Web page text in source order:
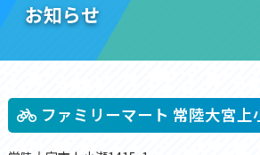
お知らせ
ファミリーマート 常陸大宮上